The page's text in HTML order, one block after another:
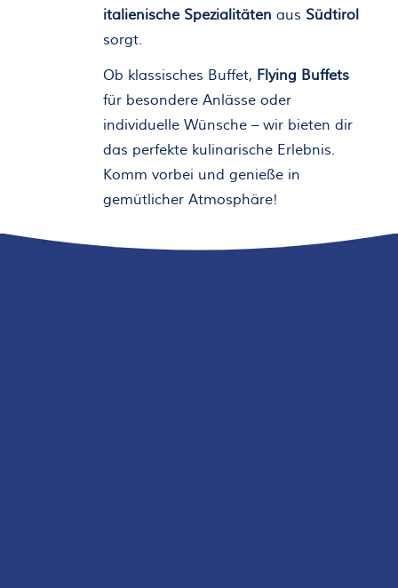
italienische Spezialitäten aus Südtirol
sorgt.
Ob klassisches Buffet, Flying Buffets
für besondere Anlässe oder
individuelle Wünsche – wir bieten dir
das perfekte kulinarische Erlebnis.
Komm vorbei und genieße in
gemütlicher Atmosphäre!